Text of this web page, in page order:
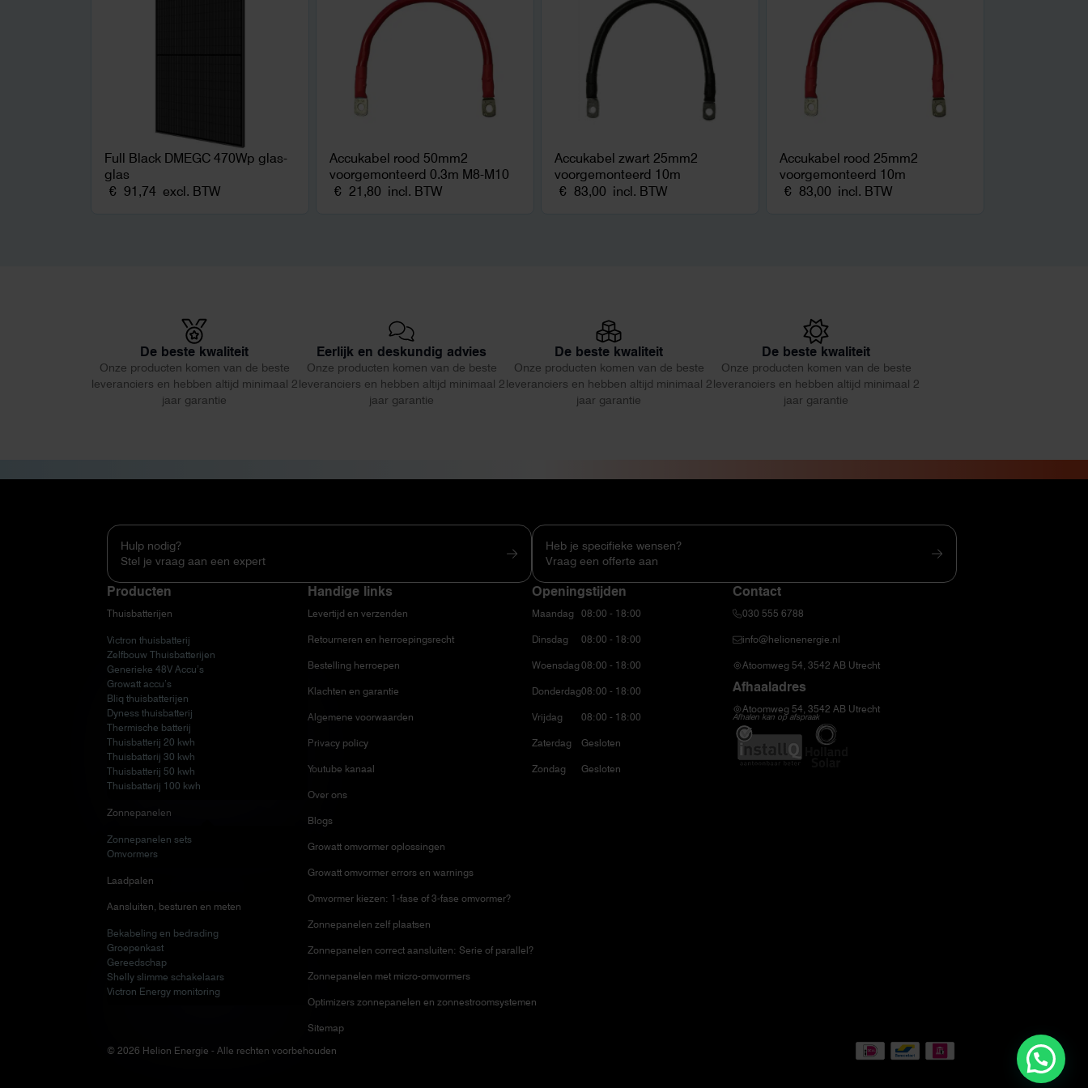
Full Black DMEGC 470Wp glas-
glas
€ 91,74 excl. BTW
Accukabel rood 50mm2
voorgemonteerd 0.3m M8-M10
€ 21,80 incl. BTW
Accukabel zwart 25mm2
voorgemonteerd 10m
€ 83,00 incl. BTW
Accukabel rood 25mm2
voorgemonteerd 10m
€ 83,00 incl. BTW
De beste kwaliteit
Onze producten komen van de beste
leveranciers en hebben altijd minimaal 2
jaar garantie
Eerlijk en deskundig advies
Onze producten komen van de beste
leveranciers en hebben altijd minimaal 2
jaar garantie
De beste kwaliteit
Onze producten komen van de beste
leveranciers en hebben altijd minimaal 2
jaar garantie
De beste kwaliteit
Onze producten komen van de beste
leveranciers en hebben altijd minimaal 2
jaar garantie
Hulp nodig?
Stel je vraag aan een expert
Producten
Thuisbatterijen
Victron thuisbatterij
Zelfbouw Thuisbatterijen
Generieke 48V Accu’s
Growatt accu’s
Bliq thuisbatterijen
Dyness thuisbatterij
Thermische batterij
Thuisbatterij 20 kwh
Thuisbatterij 30 kwh
Thuisbatterij 50 kwh
Thuisbatterij 100 kwh
Zonnepanelen
Zonnepanelen sets
Omvormers
Laadpalen
Aansluiten, besturen en meten
Bekabeling en bedrading
Groepenkast
Gereedschap
Shelly slimme schakelaars
Victron Energy monitoring
Handige links
Levertijd en verzenden
Retourneren en herroepingsrecht
Bestelling herroepen
Klachten en garantie
Algemene voorwaarden
Privacy policy
Youtube kanaal
Over ons
Blogs
Growatt omvormer oplossingen
Growatt omvormer errors en warnings
Omvormer kiezen: 1-fase of 3-fase omvormer?
Zonnepanelen zelf plaatsen
Zonnepanelen correct aansluiten: Serie of parallel?
Zonnepanelen met micro-omvormers
Optimizers zonnepanelen en zonnestroomsystemen
Sitemap
Heb je specifieke wensen?
Vraag een offerte aan
Openingstijden
Maandag
Dinsdag
Woensdag
Donderdag
Vrijdag
Zaterdag
Zondag
08:00 - 18:00
08:00 - 18:00
08:00 - 18:00
08:00 - 18:00
08:00 - 18:00
Gesloten
Gesloten
Contact
030 555 6788
info@helionenergie.nl
Atoomweg 54, 3542 AB Utrecht
Afhaaladres
Atoomweg 54, 3542 AB Utrecht
Afhalen kan op afspraak
© 2026 Helion Energie - Alle rechten voorbehouden